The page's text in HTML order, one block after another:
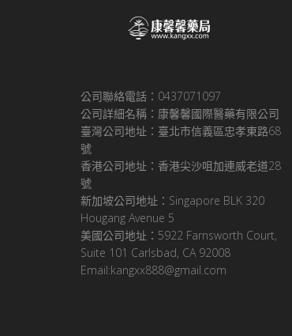
公司聯絡電話：0437071097
公司詳細名稱：康馨馨國際醫藥有限公司
臺灣公司地址：臺北市信義區忠孝東路68
號
香港公司地址：香港尖沙咀加連威老道28
號
新加坡公司地址：Singapore BLK 320
Hougang Avenue 5
美國公司地址：5922 Farnsworth Court,
Suite 101 Carlsbad, CA 92008
Email:kangxx888@gmail.com